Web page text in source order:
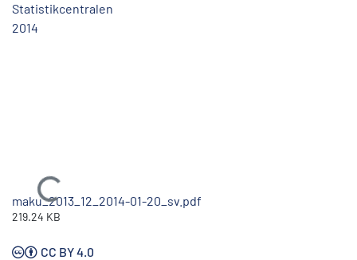
Statistikcentralen
2014
Ladataan...
maku_2013_12_2014-01-20_sv.pdf
219.24 KB
CC BY 4.0